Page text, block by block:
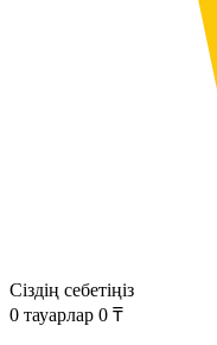
Сіздің себетіңіз
0 тауарлар 0 ₸